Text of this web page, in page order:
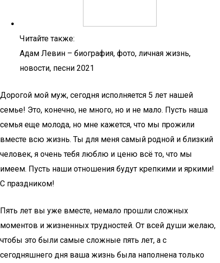
Читайте также:
Адам Левин – биография, фото, личная жизнь,
новости, песни 2021
Дорогой мой муж, сегодня исполняется 5 лет нашей
семье! Это, конечно, не много, но и не мало. Пусть наша
семья еще молода, но мне кажется, что мы прожили
вместе всю жизнь. Ты для меня самый родной и близкий
человек, я очень тебя люблю и ценю всё то, что мы
имеем. Пусть наши отношения будут крепкими и яркими!
С праздником!
Пять лет вы уже вместе, немало прошли сложных
моментов и жизненных трудностей. От всей души желаю,
чтобы это были самые сложные пять лет, а с
сегодняшнего дня ваша жизнь была наполнена только